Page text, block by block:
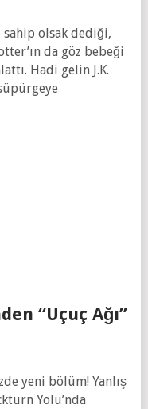
sahip olsak dediği,
da göz bebeği
Hadi gelin J.K.
“Uçuç Ağı”
yeni bölüm! Yanlış
Yolu’nda